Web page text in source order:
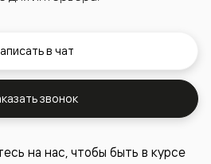
в чат
звонок
на нас, чтобы быть в курсе